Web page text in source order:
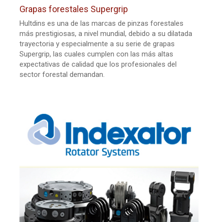
Grapas forestales Supergrip
Hultdins es una de las marcas de pinzas forestales
más prestigiosas, a nivel mundial, debido a su dilatada
trayectoria y especialmente a su serie de grapas
Supergrip, las cuales cumplen con las más altas
expectativas de calidad que los profesionales del
sector forestal demandan.